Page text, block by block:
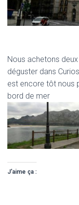
Nous achetons
déguster dans
est encore tôt nous
bord de mer
J’aime ça :